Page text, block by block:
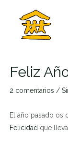
contenido
Feliz
2 comentarios /
El año pasado os
Felicidad que